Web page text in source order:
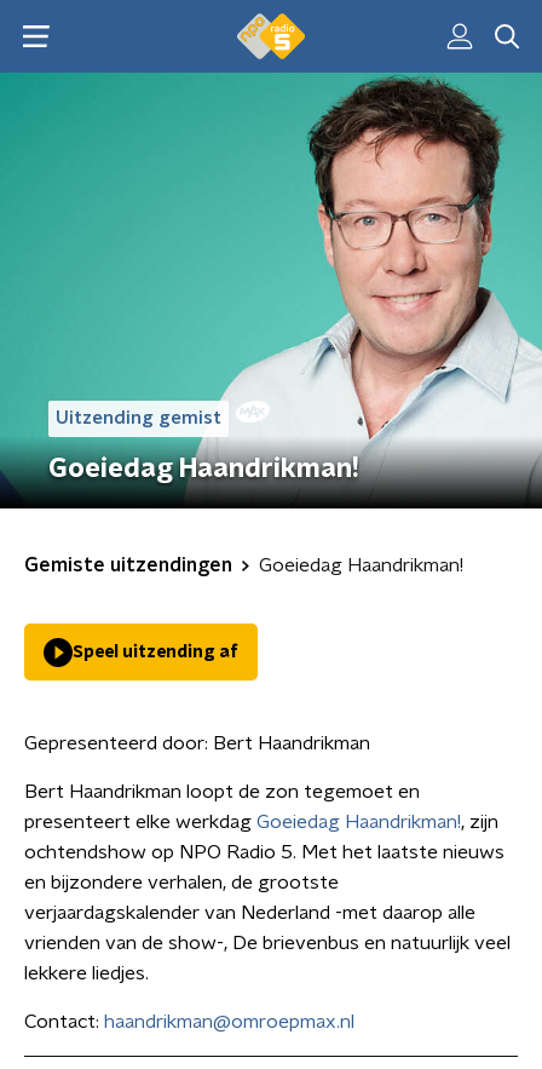
Uitzending gemist
Goeiedag Haandrikman!
Gemiste uitzendingen Goeiedag Haandrikman!
Speel uitzending af
Gepresenteerd door: Bert Haandrikman
Bert Haandrikman loopt de zon tegemoet en
presenteert elke werkdag Goeiedag Haandrikman!, zijn
ochtendshow op NPO Radio 5. Met het laatste nieuws
en bijzondere verhalen, de grootste
verjaardagskalender van Nederland -met daarop alle
vrienden van de show-, De brievenbus en natuurlijk veel
lekkere liedjes.
Contact: haandrikman@omroepmax.nl